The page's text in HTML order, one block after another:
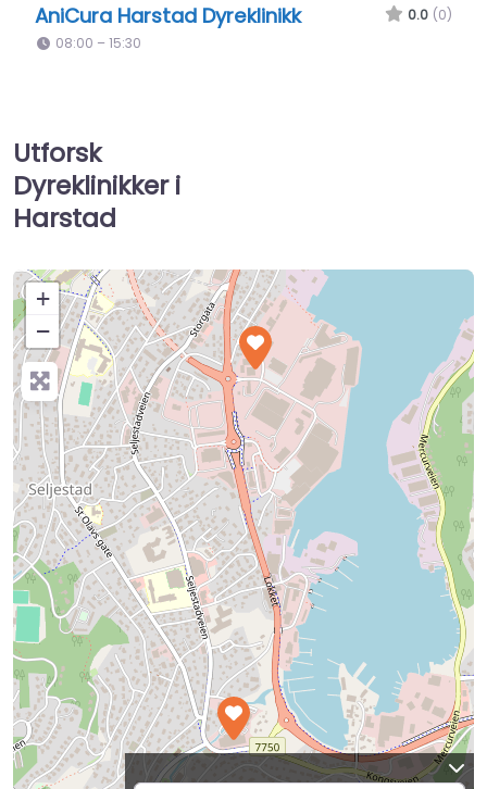
Evidensia Harstad Dyresykehus 0.0 (0)
08:00 – 15:30
Utforsk
Dyreklinikker i
Harstad
+
−